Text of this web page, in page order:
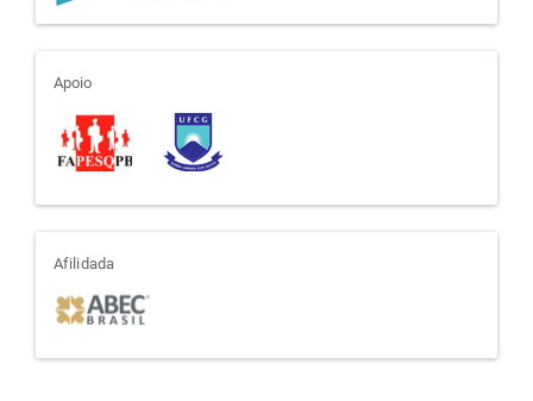
apoio
Apoio
afiliada
Afilidada